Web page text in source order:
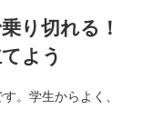
り切れる！
よう
。学生からよく、